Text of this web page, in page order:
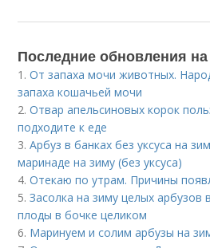
Последние обновления на
1.От запаха мочи животных.
запаха кошачьей мочи
2.Отвар апельсиновых корок
подходите к еде
3.Арбуз в банках без уксуса на
маринаде на зиму (без уксуса)
4.Отекаю по утрам. Причины
5.Засолка на зиму целых арбузов
плоды в бочке целиком
6. Маринуем и солим арбузы на